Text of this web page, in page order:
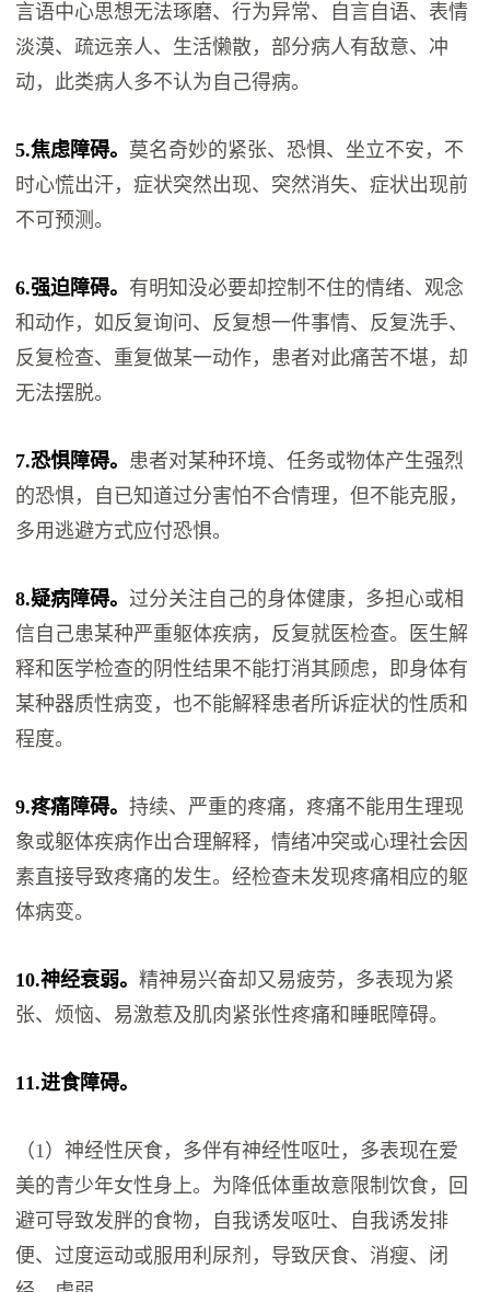
言语中心思想无法琢磨、行为异常、自言自语、表情
淡漠、疏远亲人、生活懒散，部分病人有敌意、冲
动，此类病人多不认为自己得病。
5.焦虑障碍。 莫名奇妙的紧张、恐惧、坐立不安，不
时心慌出汗，症状突然出现、突然消失、症状出现前
不可预测。
6.强迫障碍。 有明知没必要却控制不住的情绪、观念
和动作，如反复询问、反复想一件事情、反复洗手、
反复检查、重复做某一动作，患者对此痛苦不堪，却
无法摆脱。
7.恐惧障碍。 患者对某种环境、任务或物体产生强烈
的恐惧，自已知道过分害怕不合情理，但不能克服，
多用逃避方式应付恐惧。
8.疑病障碍。 过分关注自己的身体健康，多担心或相
信自己患某种严重躯体疾病，反复就医检查。医生解
释和医学检查的阴性结果不能打消其顾虑，即身体有
某种器质性病变，也不能解释患者所诉症状的性质和
程度。
9.疼痛障碍。持续、严重的疼痛，疼痛不能用生理现
象或躯体疾病作出合理解释，情绪冲突或心理社会因
素直接导致疼痛的发生。经检查未发现疼痛相应的躯
体病变。
10.神经衰弱。精神易兴奋却又易疲劳，多表现为紧
张、烦恼、易激惹及肌肉紧张性疼痛和睡眠障碍。
11.进食障碍。
（1）神经性厌食，多伴有神经性呕吐，多表现在爱
美的青少年女性身上。为降低体重故意限制饮食，回
避可导致发胖的食物，自我诱发呕吐、自我诱发排
便、过度运动或服用利尿剂，导致厌食、消瘦、闭